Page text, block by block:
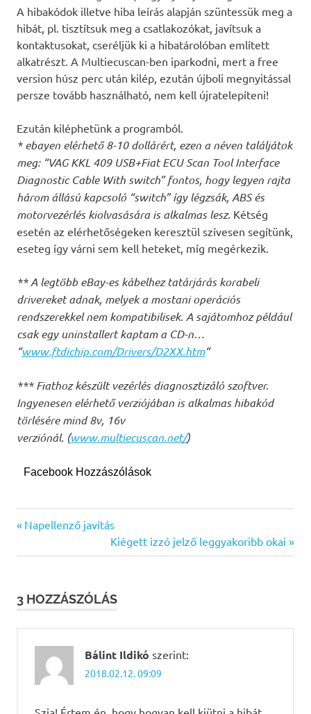
A hibakódok illetve hiba leírás alapján szüntessük meg a
hibát, pl. tisztítsuk meg a csatlakozókat, javítsuk a
kontaktusokat, cseréljük ki a hibatárolóban említett
alkatrészt. A Multiecuscan-ben iparkodni, mert a free
version húsz perc után kilép, ezután újboli megnyitással
persze tovább használható, nem kell újratelepíteni!
Ezután kiléphetünk a programból.
* ebayen elérhető 8-10 dollárért, ezen a néven találjátok
meg: “VAG KKL 409 USB+Fiat ECU Scan Tool Interface
Diagnostic Cable With switch” fontos, hogy legyen rajta
három állású kapcsoló “switch” így légzsák, ABS és
motorvezérlés kiolvasására is alkalmas lesz. Kétség
esetén az elérhetőségeken keresztül szívesen segítünk,
eseteg így várni sem kell heteket, míg megérkezik.
** A legtöbb eBay-es kábelhez tatárjárás korabeli
drivereket adnak, melyek a mostani operációs
rendszerekkel nem kompatibilisek. A sajátomhoz például
csak egy uninstallert kaptam a CD-n…
“www.ftdichip.com/Drivers/D2XX.htm“
*** Fiathoz készült vezérlés diagnosztizáló szoftver.
Ingyenesen elérhető verziójában is alkalmas hibakód
törlésére mind 8v, 16v
verziónál. (www.multiecuscan.net/)
Facebook Hozzászólások
fault
hibakód
törlés
Bejegyzés
navigáció
Previous
Napellenző javítás
Next
Post:
Kiégett izzó jelző leggyakoribb okai
3 HOZZÁSZÓLÁS
Bálint Ildikó szerint:
2018.02.12. 09:09